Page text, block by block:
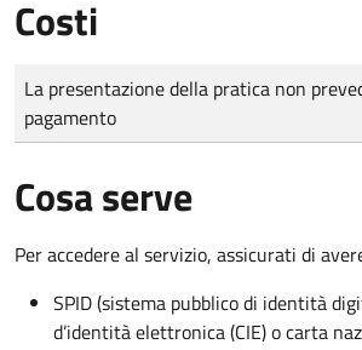
Costi
Tipo di pagamento
Importo
La presentazione della pratica non
pagamento
Cosa serve
Per accedere al servizio, assicurati di
SPID (sistema pubblico di identità
d’identità elettronica (CIE) o carta